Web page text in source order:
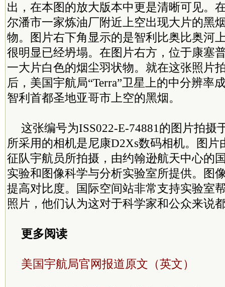
出，在本图的放大版本中更是清晰可见。
尔潘市一家炼油厂附近上空出现大片的黑
物。图片右下角显示的是智利比奥比奥河
很明显已经坍塌。在图片右方，位于康塞
一大片白色的烟尘羽状物。就在这张照片
后，美国宇航局“Terra”卫星上的中分辨率
智利首都圣地亚哥市上空的黑烟。
这张编号为ISS022-E-74881的图片拍摄
所采用的相机是尼康D2Xs数码相机。图片
征队宇航员所拍摄，由约翰逊航天中心的
实验和图像科学与分析实验室所提供。图
提高对比度。国际空间站非常支持实验室
照片，他们认为这对于科学家和公众来说
更多阅读
美国宇航局官网报道原文（英文）